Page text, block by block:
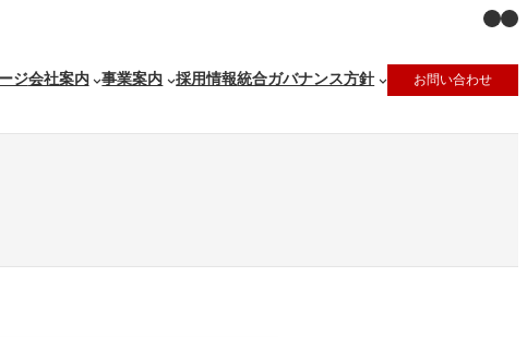
X
ジ会社案内 事業案内 採用情報統合ガバナンス方針 お問い合わせ